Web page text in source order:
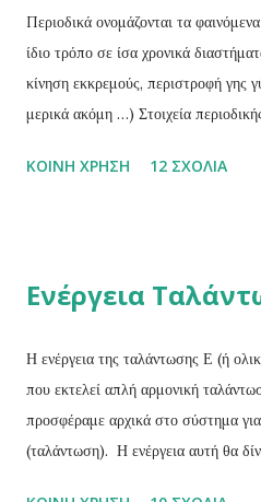
Περιοδικά ονομάζονται τα
ίδιο τρόπο σε ίσα χρονικά
κίνηση εκκρεμούς, περιστροφή γης
μερικά ακόμη …) Στοιχεία
ενός περιοδικού φαινομένου
Συχνότητα (f) ενός περιοδικού
αριθμού Ν των επαναλήψεων του
προς το χρόνο αυτό.Δηλαδή: Η
μέγεθος και έχει μονάδα μέτρησης
Hz (Hertz) . Σχέση μεταξύ
ΚΟΙΝΉ ΧΡΉΣΗ 12 ΣΧΌΛΙΑ
Ενέργεια
Η ενέργεια της ταλάντωσης Ε (ή
που εκτελεί απλή αρμονική
προσφέραμε αρχικά στο σύστημα
(ταλάντωση). Η ενέργεια αυτή θα